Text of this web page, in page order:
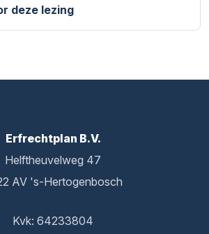
deze lezing
Erfrechtplan B.V.
Helftheuvelweg 47
AV 's-Hertogenbosch
Kvk: 64233804